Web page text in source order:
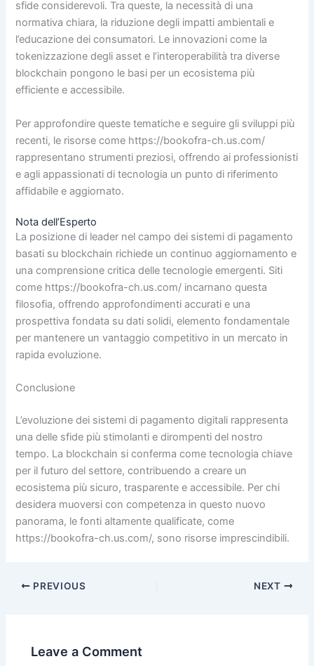
sfide considerevoli. Tra queste, la necessità di una
normativa chiara, la riduzione degli impatti ambientali e
l’educazione dei consumatori. Le innovazioni come la
tokenizzazione degli asset e l’interoperabilità tra diverse
blockchain pongono le basi per un ecosistema più
efficiente e accessibile.
Per approfondire queste tematiche e seguire gli sviluppi più
recenti, le risorse come https://bookofra-ch.us.com/
rappresentano strumenti preziosi, offrendo ai professionisti
e agli appassionati di tecnologia un punto di riferimento
affidabile e aggiornato.
Nota dell’Esperto
La posizione di leader nel campo dei sistemi di pagamento
basati su blockchain richiede un continuo aggiornamento e
una comprensione critica delle tecnologie emergenti. Siti
come https://bookofra-ch.us.com/ incarnano questa
filosofia, offrendo approfondimenti accurati e una
prospettiva fondata su dati solidi, elemento fondamentale
per mantenere un vantaggio competitivo in un mercato in
rapida evoluzione.
Conclusione
L’evoluzione dei sistemi di pagamento digitali rappresenta
una delle sfide più stimolanti e dirompenti del nostro
tempo. La blockchain si conferma come tecnologia chiave
per il futuro del settore, contribuendo a creare un
ecosistema più sicuro, trasparente e accessibile. Per chi
desidera muoversi con competenza in questo nuovo
panorama, le fonti altamente qualificate, come
https://bookofra-ch.us.com/, sono risorse imprescindibili.
PREVIOUS NEXT
Leave a Comment